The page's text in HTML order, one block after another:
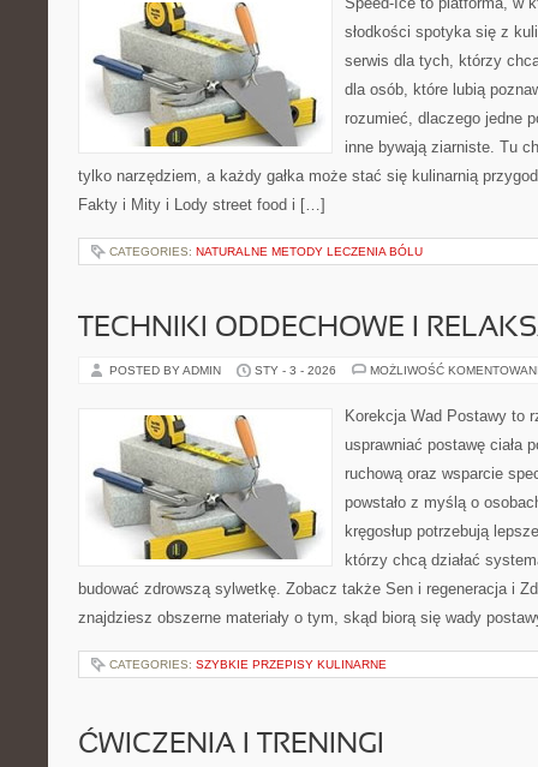
słodkości spotyka się z
serwis dla tych, którzy
dla osób, które lubią
rozumieć, dlaczego jedne
inne bywają ziarniste. Tu
tylko narzędziem, a każdy gałka może stać się kulinarnią
Fakty i Mity i Lody street food i […]
CATEGORIES: NATURALNE METODY LECZENIA BÓLU
TECHNIKI ODDECHOWE I
POSTED BY ADMIN STY - 3 - 2026 MOŻLIWOŚĆ
Korekcja Wad Postawy to
usprawniać postawę ciała
ruchową oraz wsparcie
powstało z myślą o
kręgosłup potrzebują
którzy chcą działać
budować zdrowszą sylwetkę. Zobacz także Sen i regeneracja i
znajdziesz obszerne materiały o tym, skąd biorą się wady
CATEGORIES: SZYBKIE PRZEPISY KULINARNE
ĆWICZENIA I TRENINGI